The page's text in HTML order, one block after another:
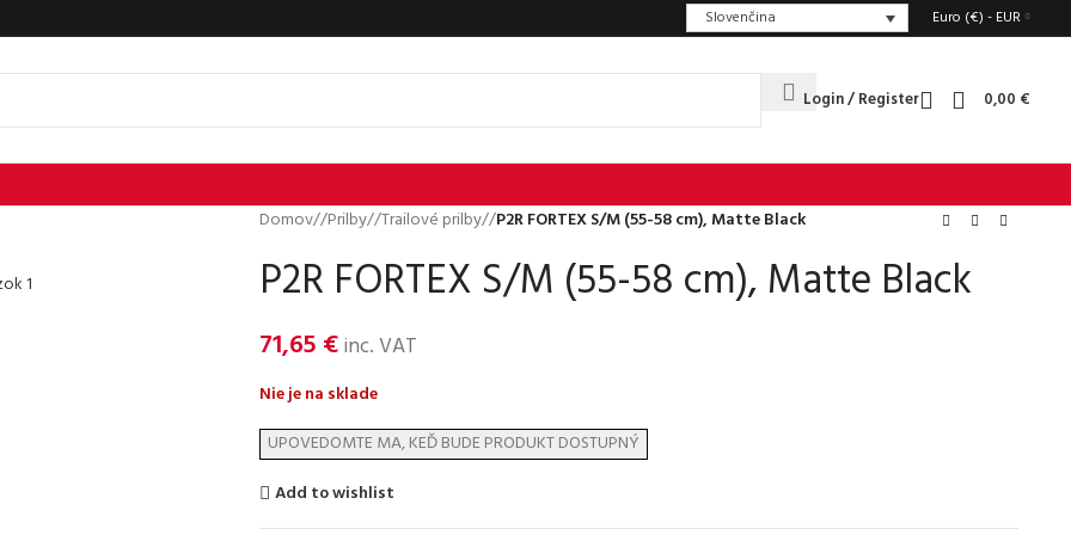
Slovenčina Euro (€) - EUR
Login / Register 0,00 €
Domov/ Prilby/ Trailové prilby/ P2R FORTEX S/M (55-58 cm), Matte Black
P2R FORTEX S/M (55-58 cm), Matte Black
71,65 €inc. VAT
Nie je na sklade
Add to wishlist